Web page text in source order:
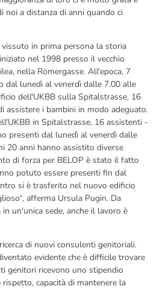
noi a distanza di anni quando ci
in prima persona la storia
nel 1998 presso il vecchio
nella Römergasse. All'epoca, 7
dal lunedì al venerdì dalle 7.00 alle
dell'UKBB sulla Spitalstrasse, 16
assistere i bambini in modo adeguato.
in Spitalstrasse, 16 assistenti -
presenti dal lunedì al venerdì dalle
20 anni hanno assistito diverse
di forza per BELOP è stato il fatto
potuto essere presenti fin dal
si è trasferito nel nuovo edificio
afferma Ursula Pugin. Da
un'unica sede, anche il lavoro è
di nuovi consulenti genitoriali.
evidente che è difficile trovare
genitori ricevono uno stipendio
capacità di mantenere la